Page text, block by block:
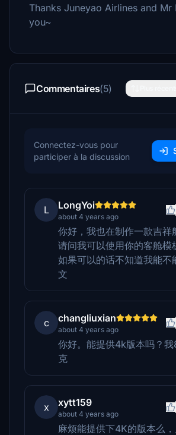
Thanks Juneyao Airlines and Mr
you~
Commentaires(5)
Connectez-vous pour
participer à la discussion
L LongYoi
about 4 years ago
你好，我也在制作一款吉祥
请问我可以使用你的客舱模
如果可以的话不知道我能不
文
c changliuxian
about 4 years ago
你好。能提供4k版本吗？
克
x xytt159
about 4 years ago
麻烦能提供下4K的版本么